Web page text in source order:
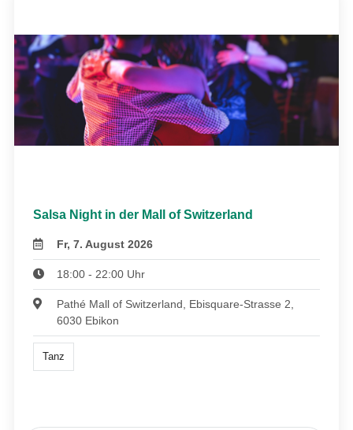
Salsa Night in der Mall of Switzerland
Fr, 7. August 2026
18:00 - 22:00 Uhr
Pathé Mall of Switzerland, Ebisquare-Strasse 2,
6030 Ebikon
Tanz